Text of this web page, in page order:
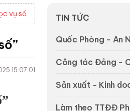
vụ số
15:07:01
TIN TỨC
Quốc Phòng - An
Công tác Đảng -
Sản xuất - Kinh
Làm theo TTĐĐ